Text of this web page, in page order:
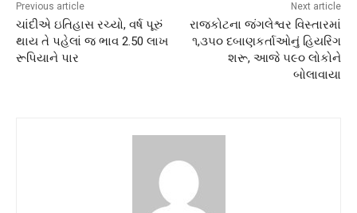
Previous article
ચાંદીએ ઇતિહાસ રચ્યો, વર્ષ પૂરું
થાય તે પહેલાં જ ભાવ 2.50 લાખ
રૂપિયાને પાર
Next article
રાજકોટના જંગલેશ્વર વિસ્તારમાં
૧,૩૫૦ દબાણકર્તાઓનું હિયરિંગ
શરૂ, આજે ૫૯૦ લોકોને
બોલાવાયા